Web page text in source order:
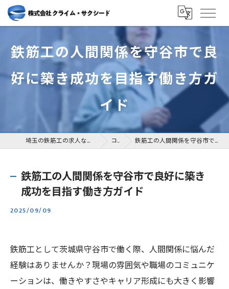
鉄筋工の人間関係を守谷市で良
好に築き成功を目指す働き方ガ
イド
埼玉の鉄筋工の求人なら株式会社クライム・サクシード コラム 鉄筋工の人間関係を守谷市で良好に築き成功を目指す働き方ガイド
鉄筋工の人間関係を守谷市で良好に築き
成功を目指す働き方ガイド
2025/09/09
鉄筋工として茨城県守谷市で働く際、人間関係に悩んだ
経験はありませんか？現場の雰囲気や職場のコミュニケ
ーションは、働きやすさやキャリア形成にも大きく影響